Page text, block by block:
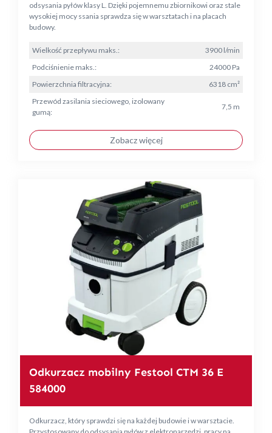
odsysania pyłów klasy L. Dzięki pojemnemu zbiornikowi oraz stale
wysokiej mocy ssania sprawdza się w warsztatach i na placach
budowy.
Wielkość przepływu maks.:
3900 l/min
Podciśnienie maks.:
24000 Pa
Powierzchnia filtracyjna:
6318 cm²
Przewód zasilania sieciowego, izolowany
gumą:
7,5 m
Zobacz więcej
Odkurzacz mobilny Festool CTM 36 E
584000
Odkurzacz, który sprawdzi się na każdej budowie i w warsztacie.